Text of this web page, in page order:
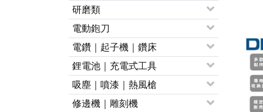
研磨類
電動鉋刀
電鑽｜起子機｜鑽床
鋰電池｜充電式工具
吸塵｜噴漆｜熱風槍
修邊機｜雕刻機